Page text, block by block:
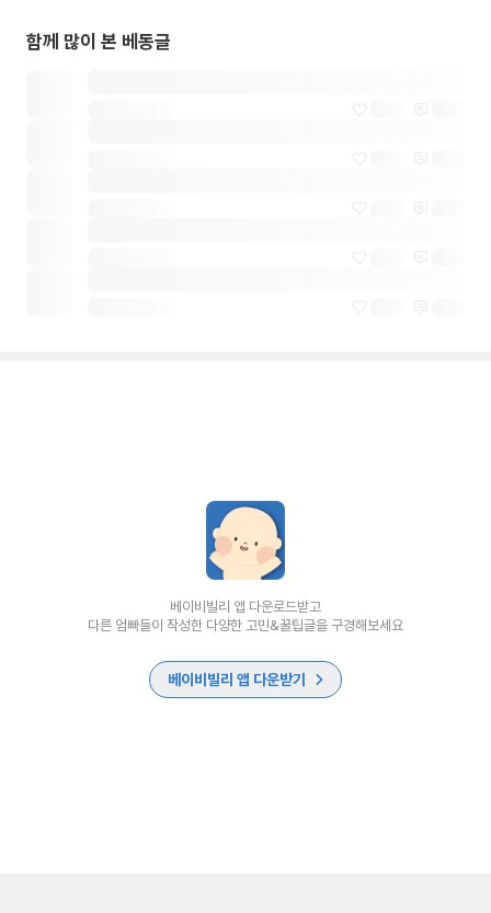
함께 많이 본 베동글
베이비빌리 앱 다운로드받고
다른 엄빠들이 작성한 다양한 고민&꿀팁글을 구경해보세요
베이비빌리 앱 다운받기